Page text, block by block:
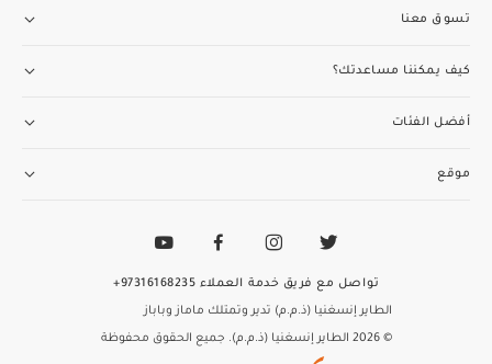
تسوق معنا
كيف يمكننا مساعدتك؟
أفضل الفئات
موقع
الطاير إنسغنيا (ذ.م.م) تدير وتمتلك ماماز وباباز
© 2026 الطاير إنسغنيا (ذ.م.م). جميع الحقوق محفوظة
تواصل مع فريق خدمة العملاء 97316168235+